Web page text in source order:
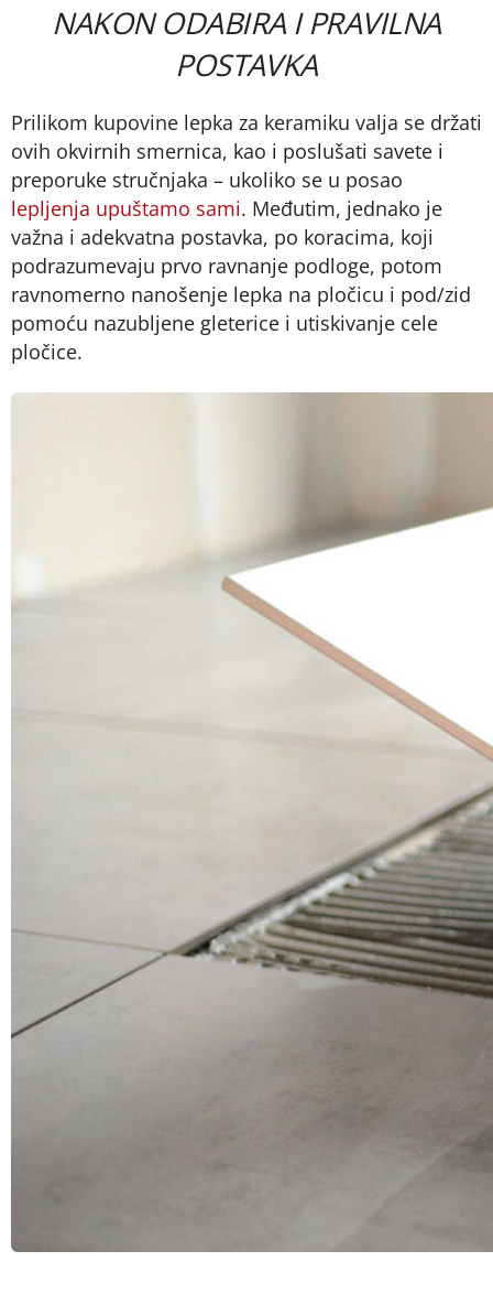
NAKON ODABIRA I PRAVILNA
POSTAVKA
Prilikom kupovine lepka za keramiku valja se držati
ovih okvirnih smernica, kao i poslušati savete i
preporuke stručnjaka – ukoliko se u posao
lepljenja upuštamo sami. Međutim, jednako je
važna i adekvatna postavka, po koracima, koji
podrazumevaju prvo ravnanje podloge, potom
ravnomerno nanošenje lepka na pločicu i pod/zid
pomoću nazubljene gleterice i utiskivanje cele
pločice.